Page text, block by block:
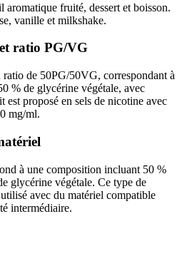
fruité, dessert et boisson.
vanille et milkshake.
ratio PG/VG
de 50PG/50VG, correspondant à
% de glycérine végétale, avec
est proposé en sels de nicotine avec
mg/ml.
à une composition incluant 50 %
glycérine végétale. Ce type de
avec du matériel compatible
intermédiaire.